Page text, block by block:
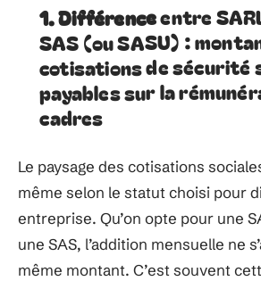
1. Différenceentre
SAS (ou SASU) :
cotisations de sécurité
payables sur la
cadres
Le paysage des cotisations
même selon le statut choisi pour
entreprise. Qu’on opte pour une
une SAS, l’addition mensuelle ne
même montant. C’est souvent